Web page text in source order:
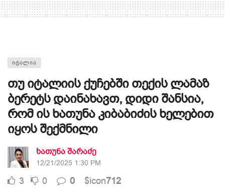
ᲘᲢᲐᲚᲘᲐ
თუ იტალიის ქუჩებში თექის ლამაზ
ბერეტს დაინახავთ, დიდი შანსია,
რომ ის ხათუნა კიბაბიძის ხელებით
იყოს შექმნილი
ხათუნა შარაძე
12/21/2025 1:30 PM
3 0 0 $icon712